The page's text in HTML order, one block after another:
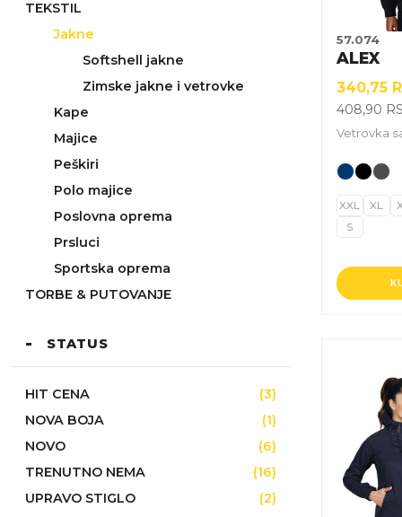
TEKSTIL
Jakne
Softshell jakne
Zimske jakne i vetrovke
Kape
Majice
Peškiri
Polo majice
Poslovna oprema
Prsluci
Sportska oprema
TORBE & PUTOVANJE
STATUS
HIT CENA
(3)
NOVA BOJA
(1)
NOVO
(6)
TRENUTNO NEMA
(16)
UPRAVO STIGLO
(2)
57.074
ALEX
340,75
408,90
Vetrovka
izabrane
na
XXL XL
S
proizvod
varijanti.
Opcije
mogu